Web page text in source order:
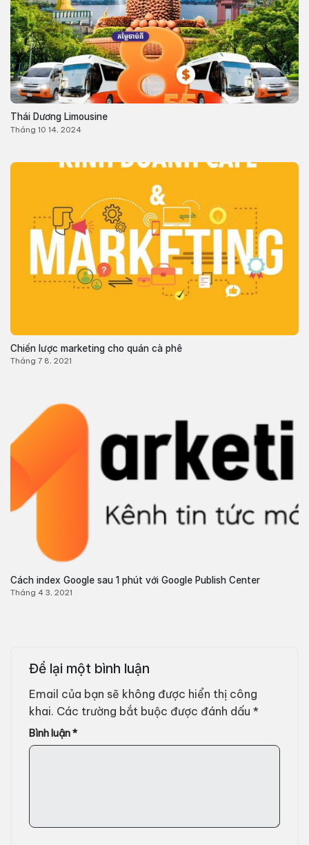
Thái Dương Limousine
Tháng 10 14, 2024
Chiến lược marketing cho quán cà phê
Tháng 7 8, 2021
Cách index Google sau 1 phút với Google Publish Center
Tháng 4 3, 2021
Để lại một bình luận
Email của bạn sẽ không được hiển thị công
khai. Các trường bắt buộc được đánh dấu *
Bình luận*